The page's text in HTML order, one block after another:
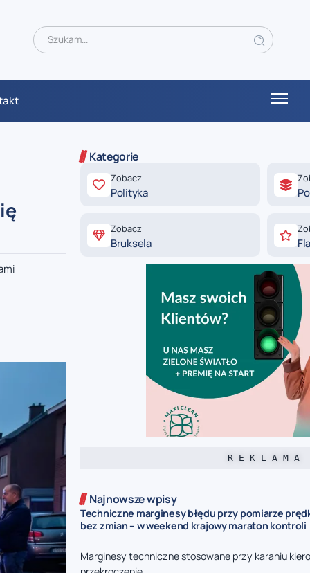
Kategorie
Zobacz
Polityka
Zobacz
Bruksela
R E K L A M A
Najnowsze wpisy
Techniczne marginesy błędu przy pomiarze
bez zmian – w weekend krajowy maraton kontroli
Marginesy techniczne stosowane przy karaniu